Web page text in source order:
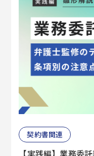
契約書関連